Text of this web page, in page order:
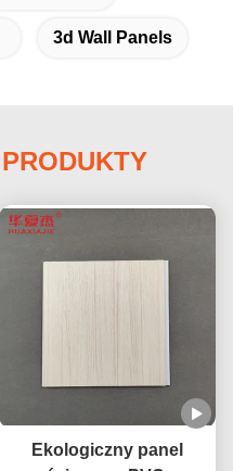
3d Wall Panels
Ekologiczny panel